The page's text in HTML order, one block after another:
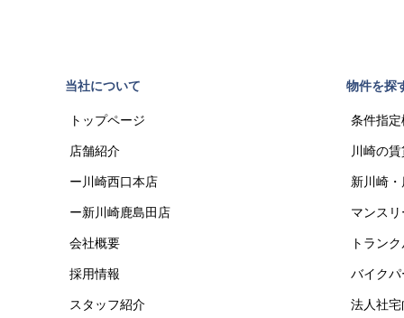
当社について
トップページ
店舗紹介
ー川崎西口本店
ー新川崎鹿島田店
会社概要
採用情報
スタッフ紹介
物件を探
条件指定
川崎の
新川崎
マンス
トラン
バイクパ
法人社